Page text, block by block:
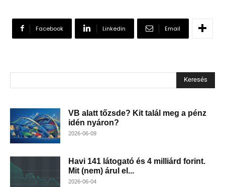
Facebook Linkedin Email
Keresés
VB alatt tőzsde? Kit talál meg a pénz
idén nyáron?
2026-06-09
Havi 141 látogató és 4 milliárd forint.
Mit (nem) árul el...
2026-06-04